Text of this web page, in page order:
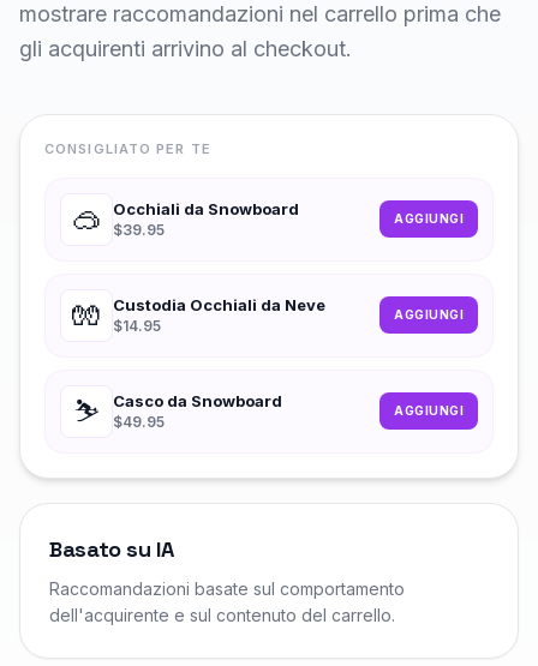
mostrare raccomandazioni nel carrello prima che
gli acquirenti arrivino al checkout.
CONSIGLIATO PER TE
🥽 Occhiali da Snowboard
$39.95
AGGIUNGI
🧤 Custodia Occhiali da Neve
$14.95
AGGIUNGI
⛷️ Casco da Snowboard
$49.95
AGGIUNGI
Basato su IA
Raccomandazioni basate sul comportamento
dell'acquirente e sul contenuto del carrello.